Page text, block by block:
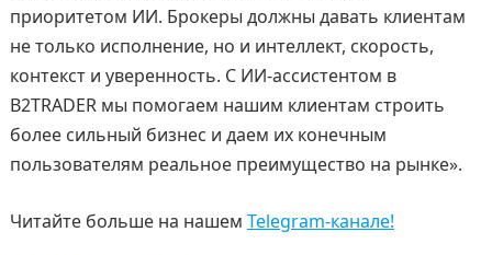
приоритетом ИИ. Брокеры должны давать клиентам
не только исполнение, но и интеллект, скорость,
контекст и уверенность. С ИИ-ассистентом в
B2TRADER мы помогаем нашим клиентам строить
более сильный бизнес и даем их конечным
пользователям реальное преимущество на рынке».
Читайте больше на нашем Telegram-канале!